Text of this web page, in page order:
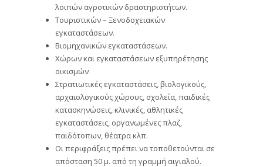
λοιπών αγροτικών δραστηριοτήτων.
Τουριστικών – Ξενοδοχειακών
εγκαταστάσεων.
Βιομηχανικών εγκαταστάσεων.
Χώρων και εγκαταστάσεων εξυπηρέτησης
οικισμών
Στρατιωτικές εγκαταστάσεις, βιολογικούς,
αρχαιολογικούς χώρους, σχολεία, παιδικές
κατασκηνώσεις, κλινικές, αθλητικές
εγκαταστάσεις, οργανωμένες πλαζ,
παιδότοπων, θέατρα κλπ.
Οι περιφράξεις πρέπει να τοποθετούνται σε
απόσταση 50 μ. από τη γραμμή αιγιαλού.